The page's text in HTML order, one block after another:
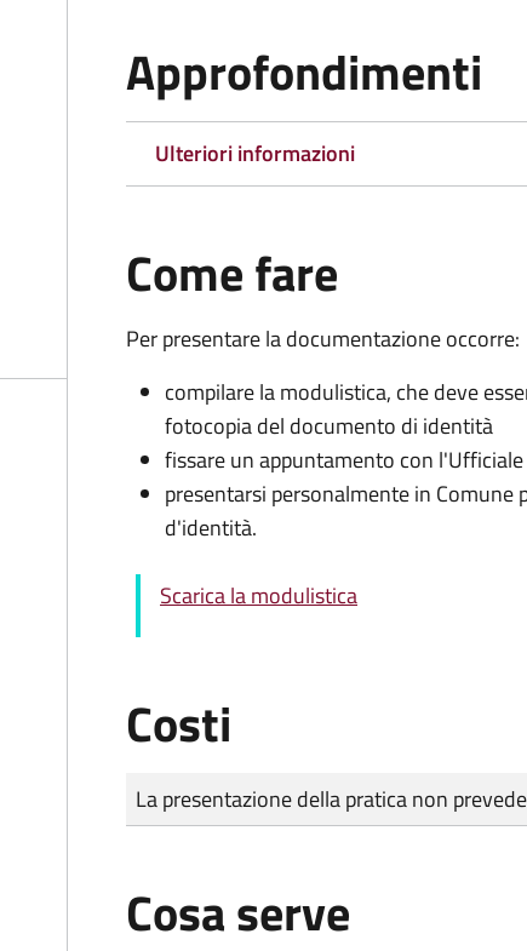
Approfondimenti
Ulteriori informazioni
Come fare
Per presentare la documentazione occorre:
compilare la modulistica, che deve
fotocopia del documento di identità
fissare un appuntamento con
presentarsi personalmente in
d'identità.
Scarica la modulistica
Costi
Tipo di pagamento
Importo
La presentazione della pratica non
Cosa serve